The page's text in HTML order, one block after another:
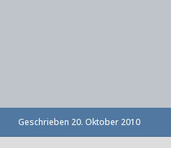
Geschrieben 20. Oktober 2010